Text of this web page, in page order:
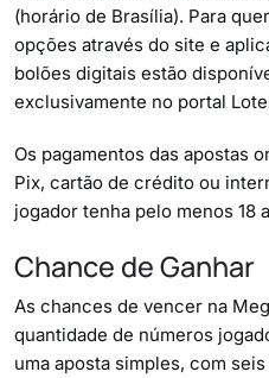
(horário de Brasília). Para
opções através do site e
bolões digitais estão
exclusivamente no portal
Os pagamentos das apostas
Pix, cartão de crédito ou
jogador tenha pelo menos 18
Chance de Ganhar
As chances de vencer na
quantidade de números
uma aposta simples, com